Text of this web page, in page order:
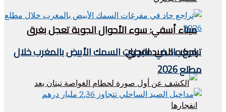
ميناء أسفي: سوء الأحوال الجوية تعجل بغرق
مركب للصيد البحري
تراجع حاد في مفرغات السمك الأبيض بالمغرب خلال
مطلع 2026